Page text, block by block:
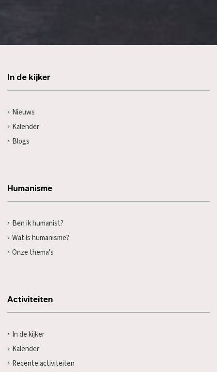
In de kijker
Nieuws
Kalender
Blogs
Humanisme
Ben ik humanist?
Wat is humanisme?
Onze thema's
Activiteiten
In de kijker
Kalender
Recente activiteiten